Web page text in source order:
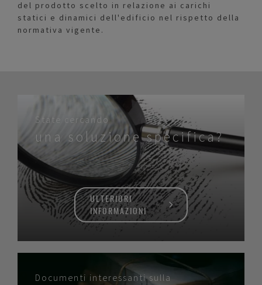
del prodotto scelto in relazione ai carichi
statici e dinamici dell'edificio nel rispetto della
normativa vigente.
State cercando
una soluzione specifica?
ULTERIORI
INFORMAZIONI
Documenti interessanti sulla